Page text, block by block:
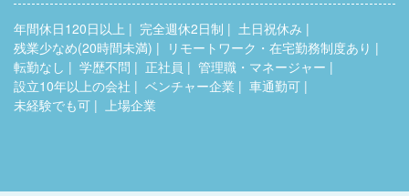
年間休日120日以上 完全週休2日制
土日祝休み
残業少なめ(20時間未満)
リモートワーク・在宅勤務制度あり
転勤なし
学歴不問 正社員
管理職・マネージャー
設立10年以上の会社
ベンチャー企業
車通勤可
未経験でも可
上場企業